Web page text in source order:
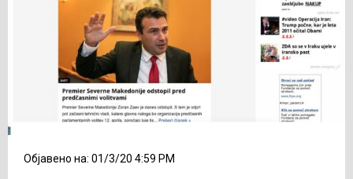
Објавено на: 01/3/20 4:59 PM